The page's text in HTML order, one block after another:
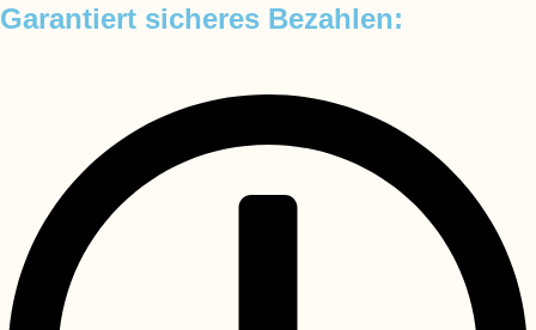
Garantiert sicheres Bezahlen: